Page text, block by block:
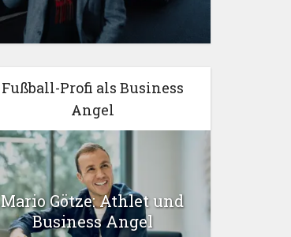
Fußball-Profi als Business
Angel
Mario Götze: Athlet und
Business Angel